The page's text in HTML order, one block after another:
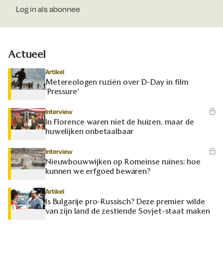
Log in als abonnee
Actueel
Artikel
Metereologen ruziën over D-Day in film
‘Pressure’
Interview
In Florence waren niet de huizen, maar de
huwelijken onbetaalbaar
Interview
Nieuwbouwwijken op Romeinse ruïnes: hoe
kunnen we erfgoed bewaren?
Artikel
Is Bulgarije pro-Russisch? Deze premier wilde
van zijn land de zestiende Sovjet-staat maken